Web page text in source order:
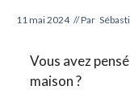
11 mai 2024 // Par
Vous avez
maison ?